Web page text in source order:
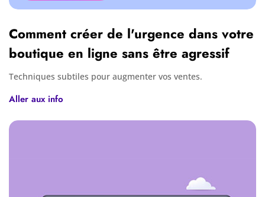
Comment créer de l'urgence dans votre
boutique en ligne sans être agressif
Techniques subtiles pour augmenter vos ventes.
Aller aux info